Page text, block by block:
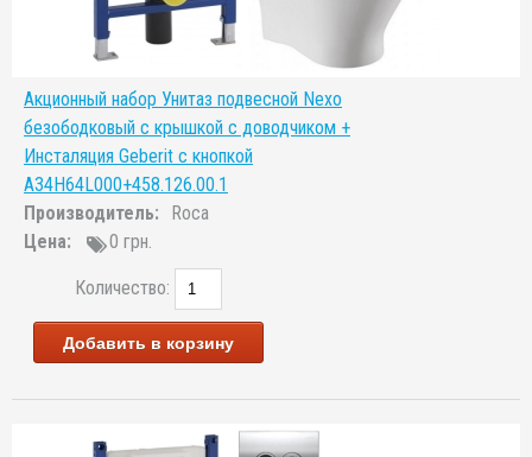
Акционный набор Унитаз подвесной Nexo
безободковый с крышкой с доводчиком +
Инсталяция Geberit с кнопкой
A34H64L000+458.126.00.1
Производитель:
Roca
Цена:
0 грн.
Количество:
Добавить в корзину